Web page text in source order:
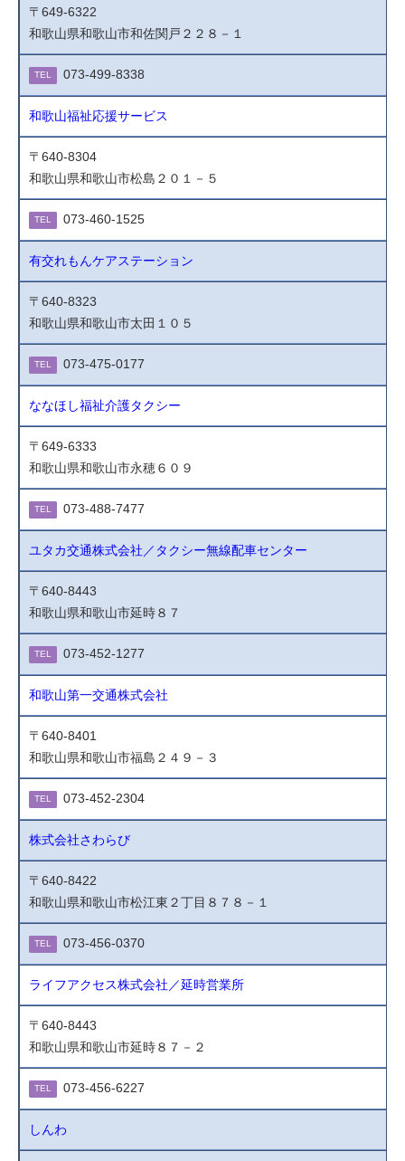
〒649-6322
和歌山県和歌山市和佐関戸２２８－１
TEL 073-499-8338
和歌山福祉応援サービス
〒640-8304
和歌山県和歌山市松島２０１－５
TEL 073-460-1525
有交れもんケアステーション
〒640-8323
和歌山県和歌山市太田１０５
TEL 073-475-0177
ななほし福祉介護タクシー
〒649-6333
和歌山県和歌山市永穂６０９
TEL 073-488-7477
ユタカ交通株式会社／タクシー無線配車センター
〒640-8443
和歌山県和歌山市延時８７
TEL 073-452-1277
和歌山第一交通株式会社
〒640-8401
和歌山県和歌山市福島２４９－３
TEL 073-452-2304
株式会社さわらび
〒640-8422
和歌山県和歌山市松江東２丁目８７８－１
TEL 073-456-0370
ライフアクセス株式会社／延時営業所
〒640-8443
和歌山県和歌山市延時８７－２
TEL 073-456-6227
しんわ